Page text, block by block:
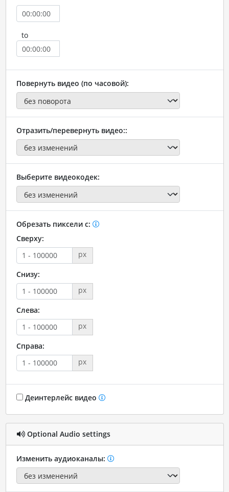
to
Повернуть видео (по часовой):
Отразить/перевернуть видео::
Выберите видеокодек:
Обрезать пиксели с:
Сверху:
px
Снизу:
px
Слева:
px
Справа:
px
Деинтерлейс видео
Optional Audio settings
Изменить аудиоканалы: